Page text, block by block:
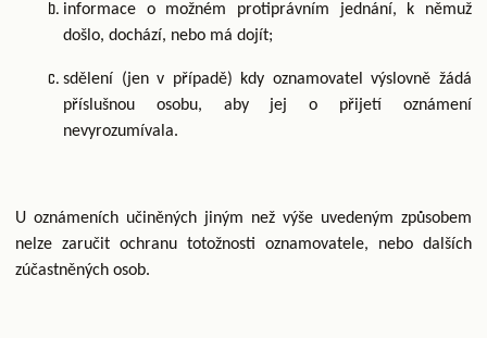
informace o možném protiprávním jednání, k němuž
došlo, dochází, nebo má dojít;
sdělení (jen v případě) kdy oznamovatel výslovně žádá
příslušnou osobu, aby jej o přijetí oznámení
nevyrozumívala.
U oznámeních učiněných jiným než výše uvedeným způsobem
nelze zaručit ochranu totožnosti oznamovatele, nebo dalších
zúčastněných osob.